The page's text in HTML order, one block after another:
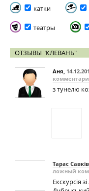
катки
театры
ОТЗЫВЫ "КЛЕВАНЬ"
Аня,
з тунелю
Тарас Савків
ложный
Екскурсія